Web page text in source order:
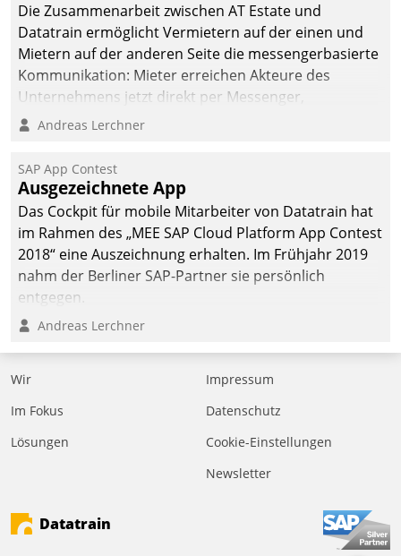
Die Zusammenarbeit zwischen AT Estate und
Datatrain ermöglicht Vermietern auf der einen und
Mietern auf der anderen Seite die messengerbasierte
Kommunikation: Mieter erreichen Akteure des
Unternehmens jetzt direkt per Messenger,
Mitarbeiter oder Dienstleister empfangen oder
Andreas Lerchner
SAP App Contest
Ausgezeichnete App
Das Cockpit für mobile Mitarbeiter von Datatrain hat
im Rahmen des „MEE SAP Cloud Platform App Contest
2018“ eine Auszeichnung erhalten. Im Frühjahr 2019
nahm der Berliner SAP-Partner sie persönlich
entgegen.
Andreas Lerchner
Wir
Im Fokus
Lösungen
Impressum
Datenschutz
Cookie-Einstellungen
Newsletter
Datatrain